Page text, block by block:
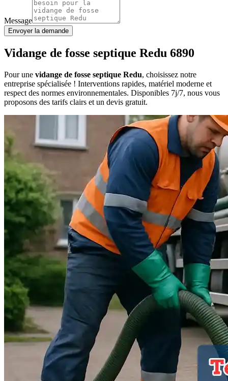
Message
Envoyer la demande
Vidange de fosse septique Redu 6890
Pour une vidange de fosse septique Redu, choisissez notre
entreprise spécialisée ! Interventions rapides, matériel moderne et
respect des normes environnementales. Disponibles 7j/7, nous vous
proposons des tarifs clairs et un devis gratuit.